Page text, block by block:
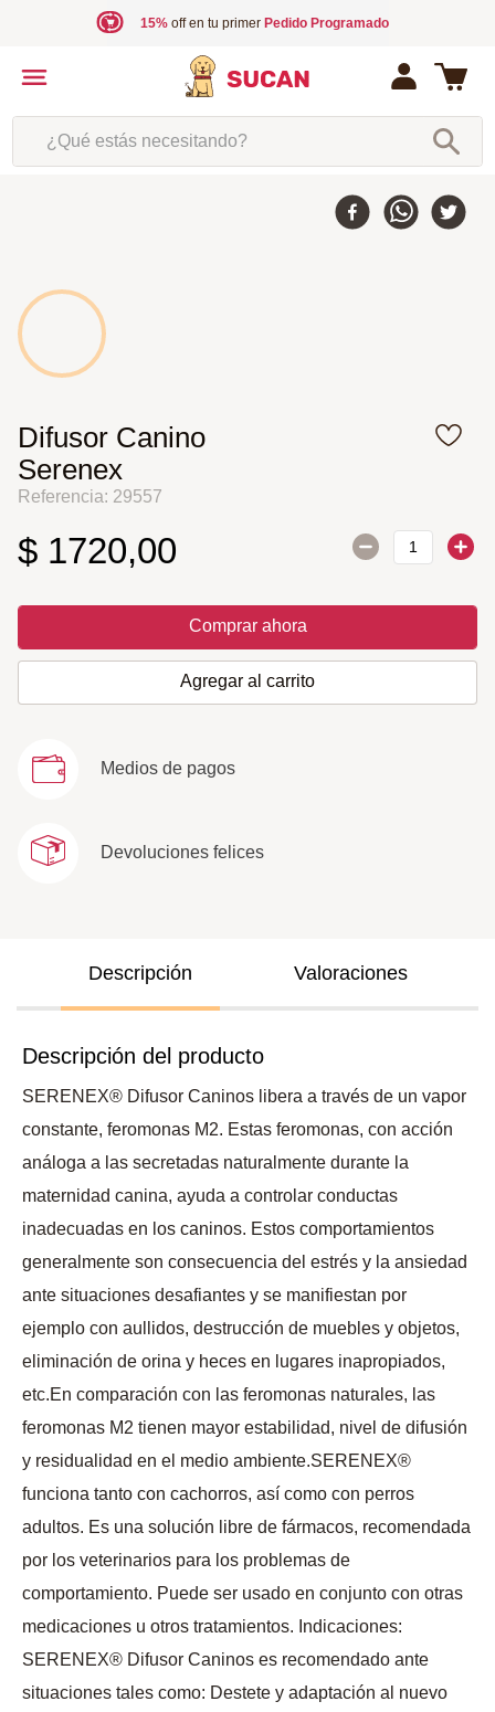
15%off en tu primer Pedido Programado
¿Qué estás necesitando?
Difusor Canino
Serenex
Referencia: 29557
$ 1720,00
Comprar ahora
Agregar al carrito
Medios de pagos
Devoluciones felices
Descripción Valoraciones
Descripción del producto
SERENEX® Difusor Caninos libera a través de un vapor
constante, feromonas M2. Estas feromonas, con acción
análoga a las secretadas naturalmente durante la
maternidad canina, ayuda a controlar conductas
inadecuadas en los caninos. Estos comportamientos
generalmente son consecuencia del estrés y la ansiedad
ante situaciones desafiantes y se manifiestan por
ejemplo con aullidos, destrucción de muebles y objetos,
eliminación de orina y heces en lugares inapropiados,
etc.En comparación con las feromonas naturales, las
feromonas M2 tienen mayor estabilidad, nivel de difusión
y residualidad en el medio ambiente.SERENEX®
funciona tanto con cachorros, así como con perros
adultos. Es una solución libre de fármacos, recomendada
por los veterinarios para los problemas de
comportamiento. Puede ser usado en conjunto con otras
medicaciones u otros tratamientos. Indicaciones:
SERENEX® Difusor Caninos es recomendado ante
situaciones tales como: Destete y adaptación al nuevo